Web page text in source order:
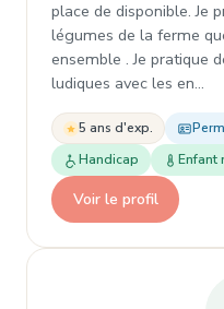
place de disponible. Je
légumes de la ferme
ensemble . Je pratique
ludiques avec les en…
5 ans d'exp.
Handicap
Enfant
Voir le profil